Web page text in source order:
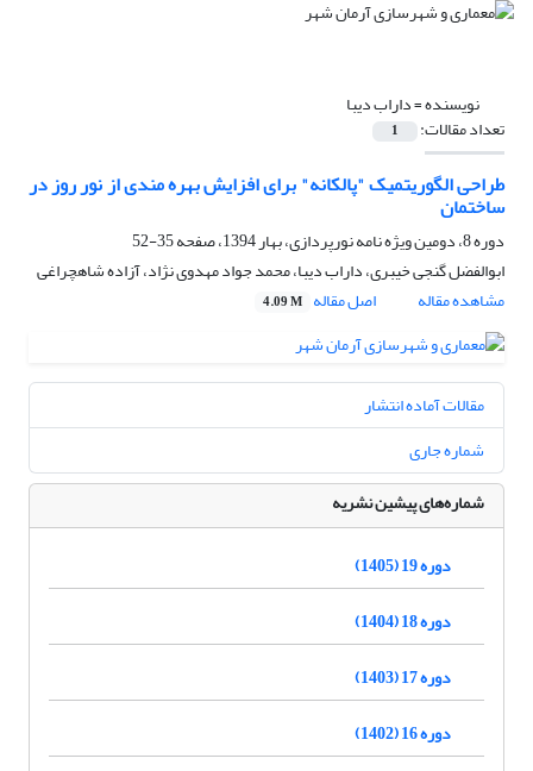
نویسنده =داراب دیبا
تعداد مقالات: 1
طراحی الگوریتمیک "پالکانه" برای افزایش بهره مندی از نور روز در
ساختمان
دوره 8، دومین ویژه نامه نورپردازی، بهار 1394، صفحه
35-52
ابوالفضل گنجی خیبری، داراب دیبا، محمد جواد مهدوی نژاد، آزاده شاهچراغی
مشاهده مقاله
اصل مقاله 4.09 M
مقالات آماده انتشار
شماره جاری
شماره‌های پیشین نشریه
دوره 19 (1405)
دوره 18 (1404)
دوره 17 (1403)
دوره 16 (1402)